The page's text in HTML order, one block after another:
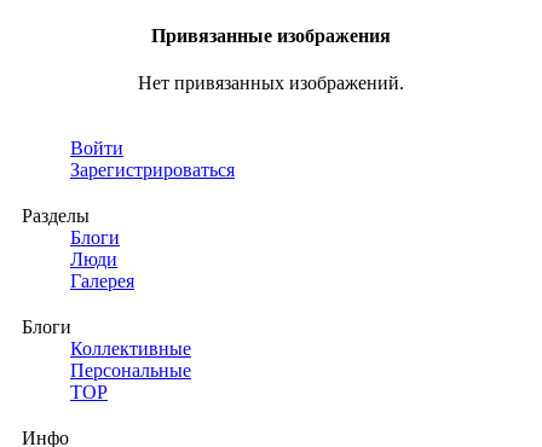
Привязанные изображения
Нет привязанных изображений.
Войти
Зарегистрироваться
Разделы
Блоги
Люди
Галерея
Блоги
Коллективные
Персональные
TOP
Инфо